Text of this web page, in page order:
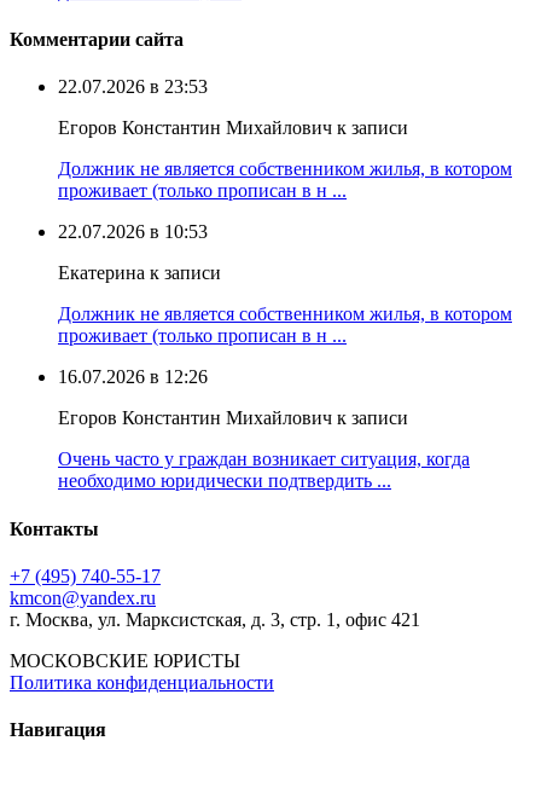
Комментарии сайта
22.07.2026 в 23:53
Егоров Константин Михайлович к записи
Должник не является собственником жилья, в котором
проживает (только прописан в н ...
22.07.2026 в 10:53
Екатерина к записи
Должник не является собственником жилья, в котором
проживает (только прописан в н ...
16.07.2026 в 12:26
Егоров Константин Михайлович к записи
Очень часто у граждан возникает ситуация, когда
необходимо юридически подтвердить ...
Контакты
+7 (495) 740‑55‑17
kmcon@yandex.ru
г. Москва, ул. Марксистская, д. 3, стр. 1, офис 421
МОСКОВСКИЕ ЮРИСТЫ
Политика конфиденциальности
Навигация